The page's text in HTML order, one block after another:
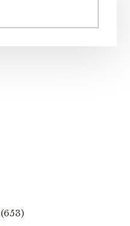
(653)